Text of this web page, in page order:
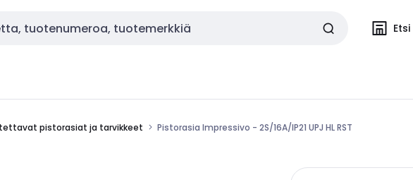
pistorasiat ja tarvikkeet Pistorasia Impressivo - 2S/16A/IP21 UPJ HL RST